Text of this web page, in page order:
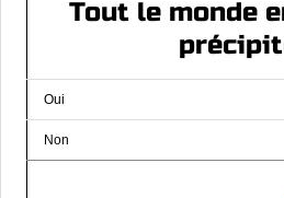
Tout le monde
Oui
Non